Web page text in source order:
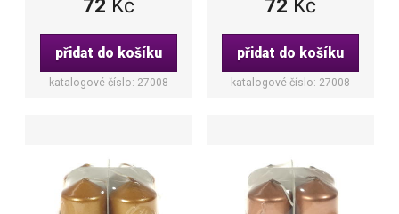
72 Kč
přidat do košíku
katalogové číslo: 27008
72 Kč
přidat do košíku
katalogové číslo: 27008